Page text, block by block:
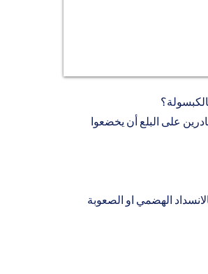
والقادرين على البلع أن يخضعوا
الهضمي او الصعوبة